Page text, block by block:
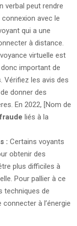
verbal peut rendre
connexion avec le
qui a une
à distance.
virtuelle est
important de
Vérifiez les avis des
donner des
En 2022, [Nom de
liés à la
: Certains voyants
obtenir des
plus difficiles à
Pour pallier à ce
techniques de
à l’énergie